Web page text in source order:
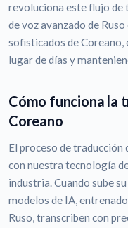
revoluciona este flujo de
de voz avanzado de
sofisticados de
lugar de días y
Cómo funciona la
Coreano
El proceso de traducción
con nuestra tecnología
industria. Cuando sube
modelos de IA,
Ruso, transcriben con